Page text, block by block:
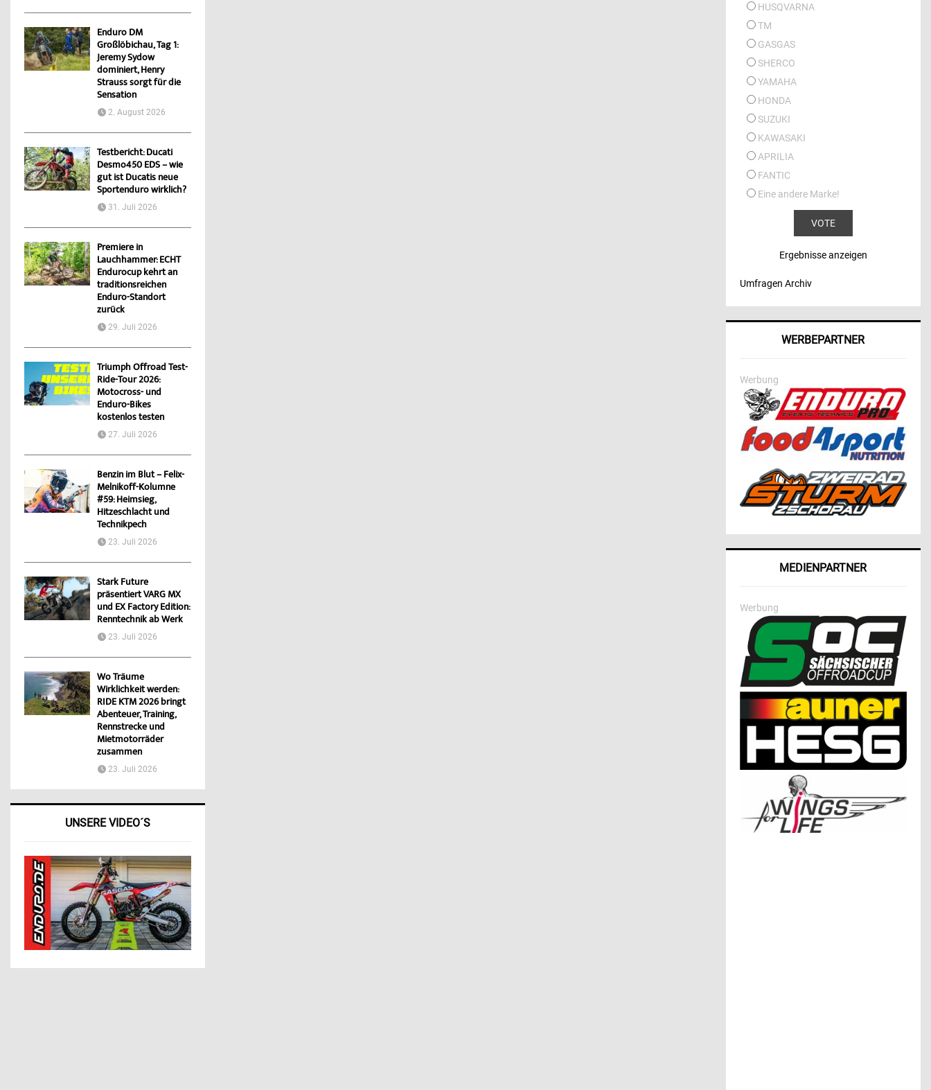
Enduro DM
Großlöbichau, Tag 1:
Jeremy Sydow
dominiert, Henry
Strauss sorgt für die
Sensation
2. August 2026
Testbericht: Ducati
Desmo450 EDS – wie
gut ist Ducatis neue
Sportenduro wirklich?
31. Juli 2026
Premiere in
Lauchhammer: ECHT
Endurocup kehrt an
traditionsreichen
Enduro-Standort
zurück
29. Juli 2026
Triumph Offroad Test-
Ride-Tour 2026:
Motocross- und
Enduro-Bikes
kostenlos testen
27. Juli 2026
Benzin im Blut – Felix-
Melnikoff-Kolumne
#59: Heimsieg,
Hitzeschlacht und
Technikpech
23. Juli 2026
Stark Future
präsentiert VARG MX
und EX Factory Edition:
Renntechnik ab Werk
23. Juli 2026
Wo Träume
Wirklichkeit werden:
RIDE KTM 2026 bringt
Abenteuer, Training,
Rennstrecke und
Mietmotorräder
zusammen
23. Juli 2026
UNSERE VIDEO´S
HUSQVARNA
TM
GASGAS
SHERCO
YAMAHA
HONDA
SUZUKI
KAWASAKI
APRILIA
FANTIC
Eine andere Marke!
Ergebnisse anzeigen
Umfragen Archiv
WERBEPARTNER
Werbung
MEDIENPARTNER
Werbung